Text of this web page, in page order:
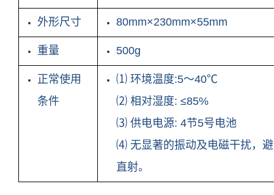
外形尺寸 80mm×230mm×55mm
重量 500g
正常使用
条件
⑴ 环境温度:5～40℃
⑵ 相对湿度: ≤85%
⑶ 供电电源: 4节5号电池
⑷ 无显著的振动及电磁干扰，
直射。